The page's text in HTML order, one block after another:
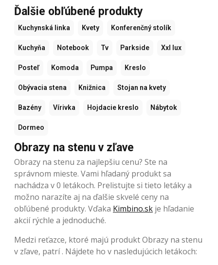
Ďalšie obľúbené produkty
Kuchynská linka Kvety Konferenčný stolík
Kuchyňa Notebook Tv Parkside Xxl lux
Posteľ Komoda Pumpa Kreslo
Obývacia stena Knižnica Stojan na kvety
Bazény Vírivka Hojdacie kreslo Nábytok
Dormeo
Obrazy na stenu v zľave
Obrazy na stenu za najlepšiu cenu? Ste na
správnom mieste. Vami hľadaný produkt sa
nachádza v 0 letákoch. Prelistujte si tieto letáky a
možno narazíte aj na ďalšie skvelé ceny na
obľúbené produkty. Vďaka Kimbino.sk je hľadanie
akcií rýchle a jednoduché.
Medzi reťazce, ktoré majú produkt Obrazy na stenu
v zľave, patrí . Nájdete ho v nasledujúcich letákoch: